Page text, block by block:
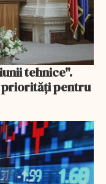
tehnice".
priorități pentru